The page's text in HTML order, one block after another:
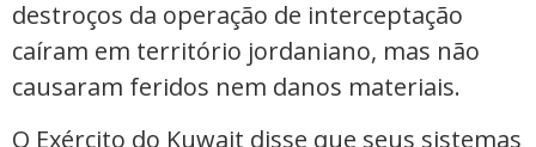
destroços da operação de interceptação
caíram em território jordaniano, mas não
causaram feridos nem danos materiais.
O Exército do Kuwait disse que seus sistemas